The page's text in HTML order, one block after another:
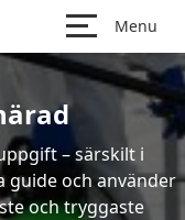
Menu
– särskilt i
guide och använder
och tryggaste